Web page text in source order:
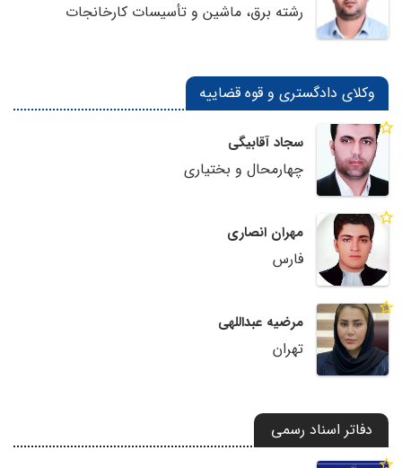
رشته برق، ماشین و تأسیسات کارخانجات
وکلای دادگستری و قوه قضاییه
سجاد آقابیگی
چهارمحال و بختیاری
مهران انصاری
فارس
مرضیه عبداللهی
تهران
دفاتر اسناد رسمی